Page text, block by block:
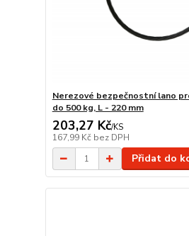
Nerezové bezpečnostní lano
do 500 kg, L - 220 mm
203,27 Kč/KS
167,99 Kč bez DPH
Přidat do